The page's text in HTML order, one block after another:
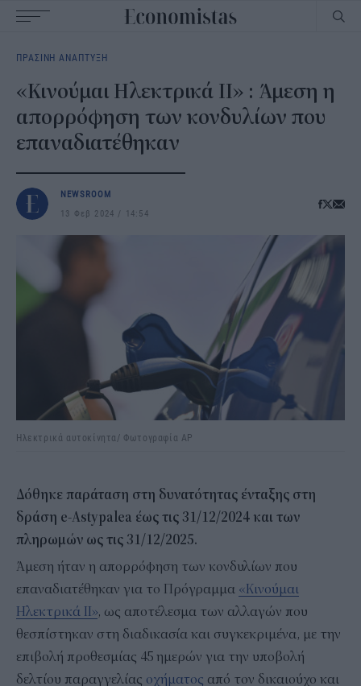
navigation
ΠΡΑΣΙΝΗ ΑΝΑΠΤΥΞΗ
«Κινούμαι Ηλεκτρικά ΙΙ» : Άμεση η
απορρόφηση των κονδυλίων που
επαναδιατέθηκαν
NEWSROOM
13 Φεβ 2024
14:54
Ηλεκτρικά αυτοκίνητα/ Φωτογραφία AP
Δόθηκε παράταση στη δυνατότητας ένταξης στη
δράση e-Astypalea έως τις 31/12/2024 και των
πληρωμών ως τις 31/12/2025.
Άμεση ήταν η απορρόφηση των κονδυλίων που
επαναδιατέθηκαν για το Πρόγραμμα «Κινούμαι
Ηλεκτρικά ΙΙ», ως αποτέλεσμα των αλλαγών που
θεσπίστηκαν στη διαδικασία και συγκεκριμένα, με την
επιβολή προθεσμίας 45 ημερών για την υποβολή
δελτίου παραγγελίας οχήματος από τον δικαιούχο και